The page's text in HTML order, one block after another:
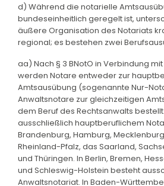
d) Während die notarielle
bundeseinheitlich geregelt ist,
äußere Organisation des Notariats
regional; es bestehen zwei
aa) Nach § 3 BNotO in Verbindung mit
werden Notare entweder zur
Amtsausübung (sogenannte Nur-
Anwaltsnotare zur gleichzeitigen
dem Beruf des Rechtsanwalts
ausschließlich hauptberuflichem
Brandenburg, Hamburg,
Rheinland-Pfalz, das Saarland,
und Thüringen. In Berlin, Bremen,
und Schleswig-Holstein besteht
Anwaltsnotariat. In Baden-